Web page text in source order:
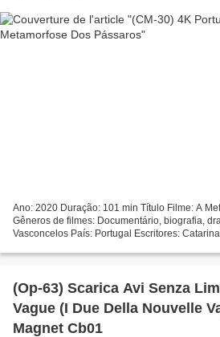
Ano: 2020 Duração: 101 min Título Filme: A
Gêneros de filmes: Documentário, biografia,
Vasconcelos País: Portugal Escritores:
=================================...
(Op-63) Scarica Avi Senza
Vague (I Due Della Nouvelle
Magnet Cb01